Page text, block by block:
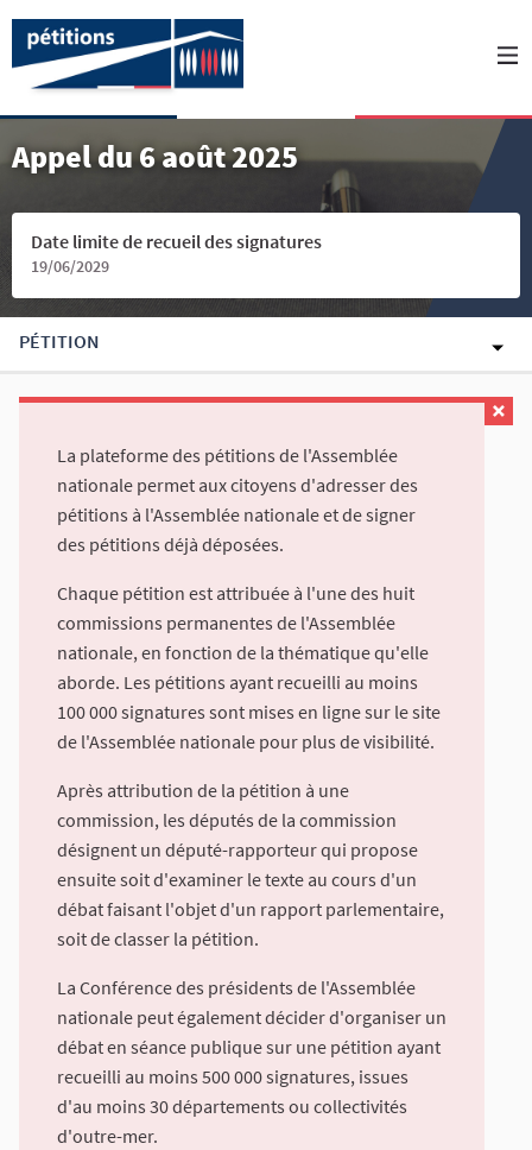
Appel du 6 août 2025
Date limite de recueil des signatures
19/06/2029
PÉTITION
La plateforme des pétitions de l'Assemblée
nationale permet aux citoyens d'adresser des
pétitions à l'Assemblée nationale et de signer
des pétitions déjà déposées.
Chaque pétition est attribuée à l'une des huit
commissions permanentes de l'Assemblée
nationale, en fonction de la thématique qu'elle
aborde. Les pétitions ayant recueilli au moins
100 000 signatures sont mises en ligne sur le site
de l'Assemblée nationale pour plus de visibilité.
Après attribution de la pétition à une
commission, les députés de la commission
désignent un député-rapporteur qui propose
ensuite soit d'examiner le texte au cours d'un
débat faisant l'objet d'un rapport parlementaire,
soit de classer la pétition.
La Conférence des présidents de l'Assemblée
nationale peut également décider d'organiser un
débat en séance publique sur une pétition ayant
recueilli au moins 500 000 signatures, issues
d'au moins 30 départements ou collectivités
d'outre-mer.